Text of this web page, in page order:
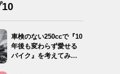
10
車検のない250ccで『10
年後も変わらず愛せる
バイク』を考えてみ